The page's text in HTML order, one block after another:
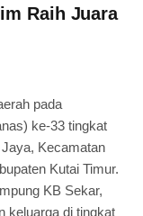
Raih Juara
pada
ke-33 tingkat
Kecamatan
Kutai Timur.
KB Sekar,
keluarga di tingkat